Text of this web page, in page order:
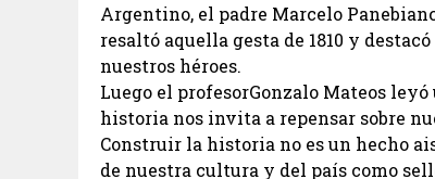
Argentino, el padre Marcelo
resaltó aquella gesta de 1810 y
nuestros héroes.
Luego el profesorGonzalo Mateos leyó
historia nos invita a repensar sobre
Construir la historia no es un hecho
de nuestra cultura y del país como